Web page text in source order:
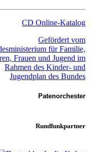
CD Online-Katalog
Patenorchester
Rundfunkpartner